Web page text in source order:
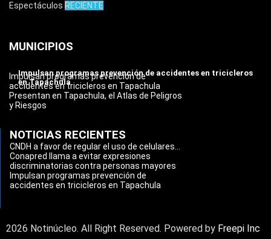
Espectáculos RECIENTE
MUNICIPIOS
Impulsan programas prevención de accidentes en tricicleros
en Tapachula
Impulsan programas prevención de
accidentes en tricicleros en Tapachula
Presentan en Tapachula, el Atlas de Peligros
y Riesgos
NOTICIAS RECIENTES
CNDH a favor de regular el uso de celulares...
Conapred llama a evitar expresiones
discriminatorias contra personas mayores
Impulsan programas prevención de
accidentes en tricicleros en Tapachula
2026 Notinúcleo. All Right Reserved. Powered by Freepi Inc